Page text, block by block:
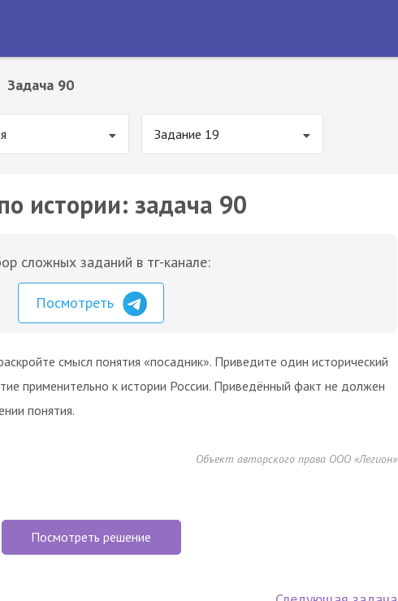
Задача 90
Задание 19
истории: задача 90
сложных заданий в тг-канале:
Посмотреть
смысл понятия «посадник». Приведите один исторический
применительно к истории России. Приведённый факт не должен
понятия.
Объект авторского права ООО «Легион»
Посмотреть решение